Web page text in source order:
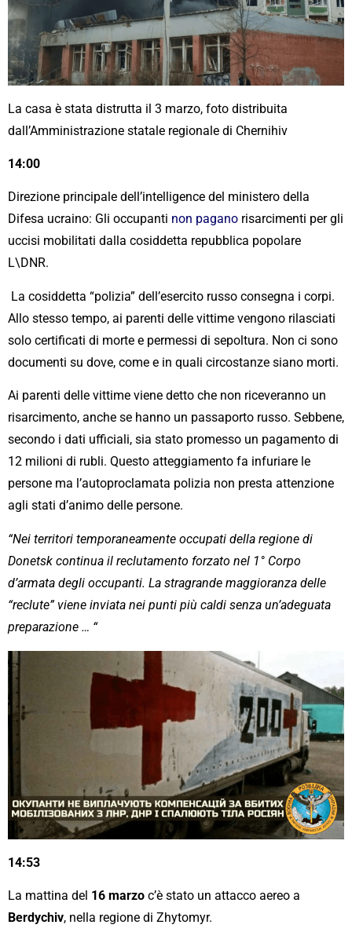
La casa è stata distrutta il 3 marzo, foto distribuita
dall’Amministrazione statale regionale di Chernihiv
14:00
Direzione principale dell’intelligence del ministero della
Difesa ucraino: Gli occupanti non pagano risarcimenti per gli
uccisi mobilitati dalla cosiddetta repubblica popolare
L\DNR.
La cosiddetta “polizia” dell’esercito russo consegna i corpi.
Allo stesso tempo, ai parenti delle vittime vengono rilasciati
solo certificati di morte e permessi di sepoltura. Non ci sono
documenti su dove, come e in quali circostanze siano morti.
Ai parenti delle vittime viene detto che non riceveranno un
risarcimento, anche se hanno un passaporto russo. Sebbene,
secondo i dati ufficiali, sia stato promesso un pagamento di
12 milioni di rubli. Questo atteggiamento fa infuriare le
persone ma l’autoproclamata polizia non presta attenzione
agli stati d’animo delle persone.
“Nei territori temporaneamente occupati della regione di
Donetsk continua il reclutamento forzato nel 1° Corpo
d’armata degli occupanti. La stragrande maggioranza delle
“reclute” viene inviata nei punti più caldi senza un’adeguata
preparazione … “
14:53
La mattina del 16 marzo c’è stato un attacco aereo a
Berdychiv, nella regione di Zhytomyr.